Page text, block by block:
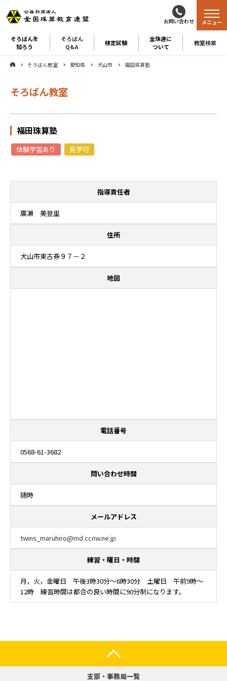
お問い合わせ
そろばんを
知ろう
そろばん
Q&A
検定試験
全珠連に
ついて
教室検索
メニュー
そろばん教室 愛知県 犬山市 福田珠算塾
そろばん教室
福田珠算塾
体験学習あり 見学可
指導責任者
廣瀬 美登里
住所
犬山市東古券９７－２
地図
電話番号
0568-61-3682
問い合わせ時間
随時
メールアドレス
twins_maruhiro@md.ccnw.ne.jp
練習・曜日・時間
月，火，金曜日 午後3時30分～6時30分 土曜日 午前9時～
12時 練習時間は都合の良い時間に90分制になります。
支部・事務局一覧